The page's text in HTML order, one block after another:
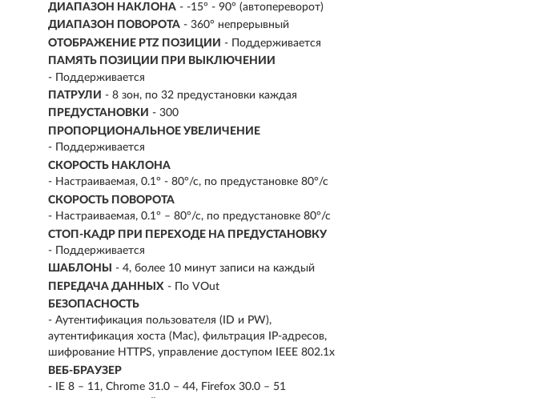
ДИАПАЗОН НАКЛОНА - -15° - 90° (автопереворот)
ДИАПАЗОН ПОВОРОТА - 360° непрерывный
ОТОБРАЖЕНИЕ PTZ ПОЗИЦИИ - Поддерживается
ПАМЯТЬ ПОЗИЦИИ ПРИ ВЫКЛЮЧЕНИИ
- Поддерживается
ПАТРУЛИ - 8 зон, по 32 предустановки каждая
ПРЕДУСТАНОВКИ - 300
ПРОПОРЦИОНАЛЬНОЕ УВЕЛИЧЕНИЕ
- Поддерживается
СКОРОСТЬ НАКЛОНА
- Настраиваемая, 0.1° - 80°/с, по предустановке 80°/с
СКОРОСТЬ ПОВОРОТА
- Настраиваемая, 0.1° – 80°/с, по предустановке 80°/с
СТОП-КАДР ПРИ ПЕРЕХОДЕ НА ПРЕДУСТАНОВКУ
- Поддерживается
ШАБЛОНЫ
- 4, более 10 минут записи на каждый
ПЕРЕДАЧА ДАННЫХ - По VOut
БЕЗОПАСНОСТЬ
- Аутентификация пользователя (ID и PW),
аутентификация хоста (Mac), фильтрация IP-адресов,
шифрование HTTPS, управление доступом IEEE 802.1x
ВЕБ-БРАУЗЕР
- IE 8 – 11, Chrome 31.0 – 44, Firefox 30.0 – 51